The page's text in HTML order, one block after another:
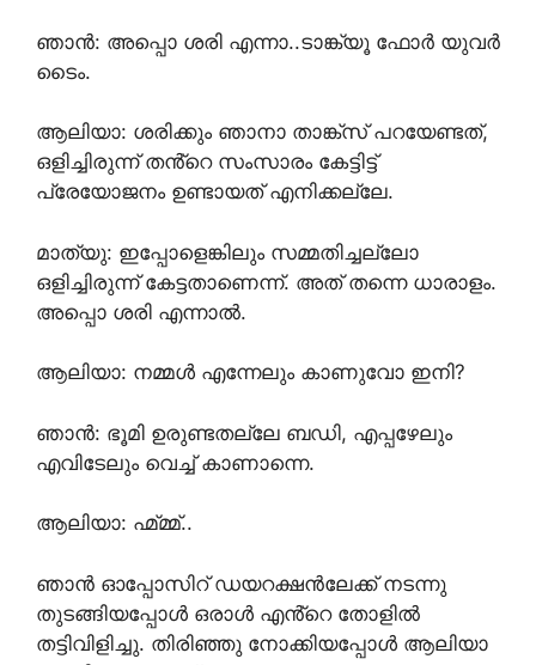
ഞാൻ: അപ്പൊ ശരി എന്നാ..ടാങ്ക്യൂ ഫോർ യുവർ
ടൈം.
ആലിയാ: ശരിക്കും ഞാനാ താങ്ക്സ് പറയേണ്ടത്,
ഒളിച്ചിരുന്ന് തൻ്റെ സംസാരം കേട്ടിട്ട്
പ്രേയോജനം ഉണ്ടായത് എനിക്കല്ലേ.
മാത്യു: ഇപ്പോളെങ്കിലും സമ്മതിച്ചല്ലോ
ഒളിച്ചിരുന്ന് കേട്ടതാണെന്ന്. അത്‌ തന്നെ ധാരാളം.
അപ്പൊ ശരി എന്നാൽ.
ആലിയാ: നമ്മൾ എന്നേലും കാണുവോ ഇനി?
ഞാൻ: ഭൂമി ഉരുണ്ടതല്ലേ ബഡി, എപ്പഴേലും
എവിടേലും വെച്ച് കാണാന്നെ.
ആലിയാ: ഹ്മ്മ്മ്..
ഞാൻ ഓപ്പോസിറ് ഡയറക്ഷൻലേക്ക് നടന്നു
തുടങ്ങിയപ്പോൾ ഒരാൾ എൻ്റെ തോളിൽ
തട്ടിവിളിച്ചു. തിരിഞ്ഞു നോക്കിയപ്പോൾ ആലിയാ